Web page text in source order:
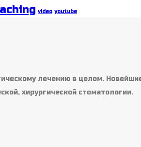
video youtube
лечению в целом.
хирургической стоматологии.